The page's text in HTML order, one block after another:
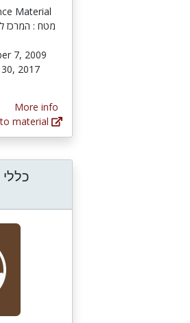
Material
מטח : המרכז
7, 2009
2017
More info
material